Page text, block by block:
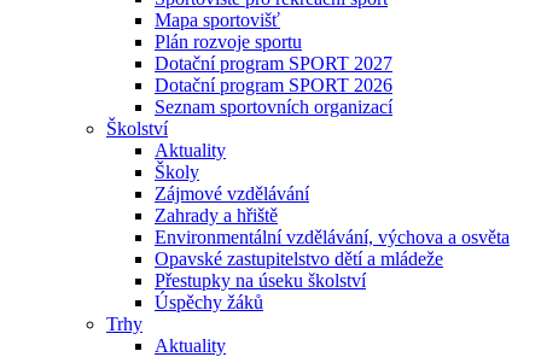
Mapa sportovišť
Plán rozvoje sportu
Dotační program SPORT 2027
Dotační program SPORT 2026
Seznam sportovních organizací
Školství
Aktuality
Školy
Zájmové vzdělávání
Zahrady a hřiště
Environmentální vzdělávání, výchova a osvěta
Opavské zastupitelstvo dětí a mládeže
Přestupky na úseku školství
Úspěchy žáků
Trhy
Aktuality